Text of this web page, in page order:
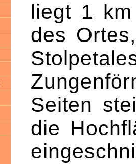
liegt 1
des
Seiten
die